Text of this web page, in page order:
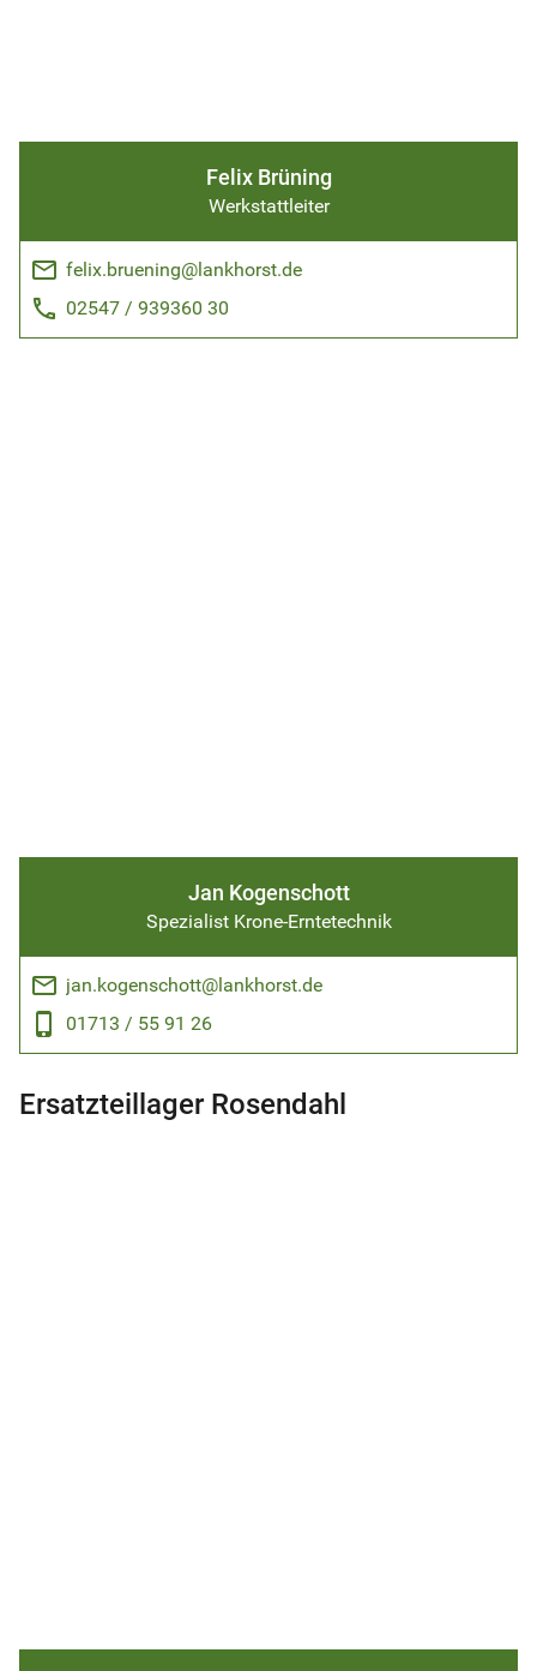
Felix Brüning
Werkstattleiter
email felix.bruening@lankhorst.de
phone 02547 / 939360 30
Jan Kogenschott
Spezialist Krone-Erntetechnik
email jan.kogenschott@lankhorst.de
phone_android 01713 / 55 91 26
Ersatzteillager Rosendahl